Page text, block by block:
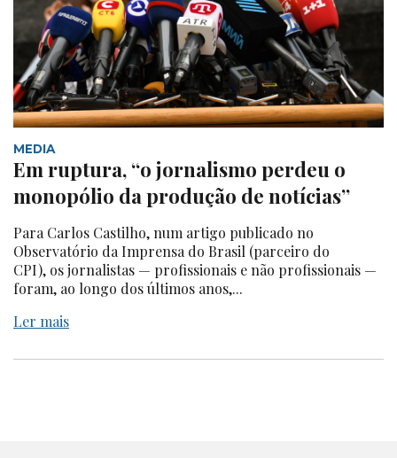
MEDIA
Em ruptura, “o jornalismo perdeu o
monopólio da produção de notícias”
Para Carlos Castilho, num artigo publicado no
Observatório da Imprensa do Brasil (parceiro do
CPI), os jornalistas — profissionais e não profissionais —
foram, ao longo dos últimos anos,...
Ler mais